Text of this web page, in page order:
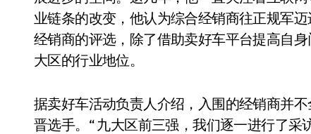
业链条的改变，他认为综合经销商往正规军
经销商的评选，除了借助卖好车平台提高自
大区的行业地位。
据卖好车活动负责人介绍，入围的经销商并
晋选手。“ 九大区前三强，我们逐一进行了